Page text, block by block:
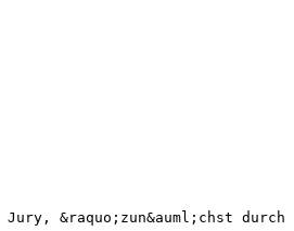
&raquo;zun&auml;chst durch